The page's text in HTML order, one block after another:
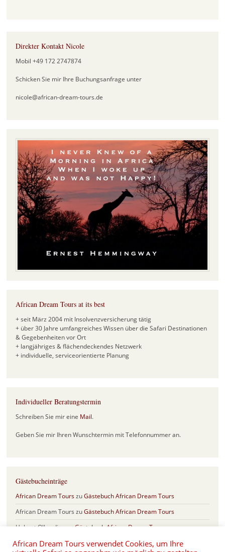
Direkter Kontakt Nicole
Mobil +49 172 2747874
Schicken Sie mir Ihre Buchungsanfrage unter
nicole@african-dream-tours.de
African Dream Tours at its best
+ seit März 2004 mit Insolvenzversicherung tätig
+ über 30 Jahre umfangreiches Wissen über die Safari Destinationen
& Gegebenheiten vor Ort
+ langjähriges & flächendeckendes Netzwerk
+ individuelle, serviceorientierte Planung
Individueller Beratungstermin
Schreiben Sie mir eine Mail.
Geben Sie mir Ihren Wunschtermin mit Telefonnummer an.
Gästebucheinträge
African Dream TourszuGästebuch African Dream Tours
African Dream Tours zuGästebuch African Dream Tours
Helmut OlberdingzuGästebuch African Dream Tours
Sabine & FrankzuGästebuch African Dream Tours
African Dream Tours verwendet Cookies, um Ihre